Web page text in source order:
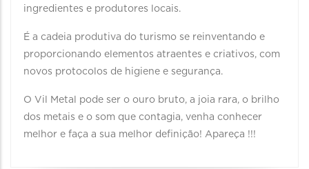
ingredientes e produtores locais.
É a cadeia produtiva do turismo se reinventando e
proporcionando elementos atraentes e criativos, com
novos protocolos de higiene e segurança.
O Vil Metal pode ser o ouro bruto, a joia rara, o brilho
dos metais e o som que contagia, venha conhecer
melhor e faça a sua melhor definição! Apareça !!!